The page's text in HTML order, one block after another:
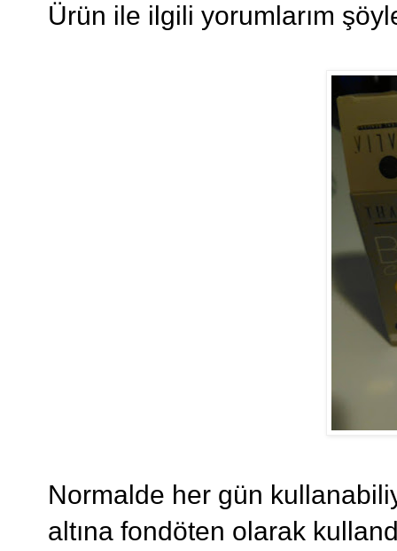
Ürün ile ilgili yorumlarım
Normalde her gün
altına fondöten olarak